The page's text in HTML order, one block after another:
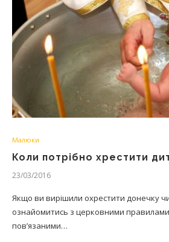
Малюки
Коли потрібно хрестити
23/03/2016
Якщо ви вирішили охрестити донечку
ознайомитись з церковними
пов’язаними…